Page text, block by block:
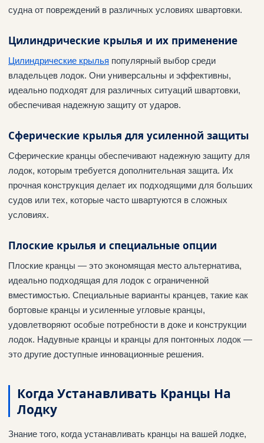
судна от повреждений в различных условиях швартовки.
Цилиндрические крылья и их применение
Цилиндрические крылья популярный выбор среди
владельцев лодок. Они универсальны и эффективны,
идеально подходят для различных ситуаций швартовки,
обеспечивая надежную защиту от ударов.
Сферические крылья для усиленной защиты
Сферические кранцы обеспечивают надежную защиту для
лодок, которым требуется дополнительная защита. Их
прочная конструкция делает их подходящими для больших
судов или тех, которые часто швартуются в сложных
условиях.
Плоские крылья и специальные опции
Плоские кранцы — это экономящая место альтернатива,
идеально подходящая для лодок с ограниченной
вместимостью. Специальные варианты кранцев, такие как
бортовые кранцы и усиленные угловые кранцы,
удовлетворяют особые потребности в доке и конструкции
лодок. Надувные кранцы и кранцы для понтонных лодок —
это другие доступные инновационные решения.
Когда Устанавливать Кранцы На
Лодку
Знание того, когда устанавливать кранцы на вашей лодке,